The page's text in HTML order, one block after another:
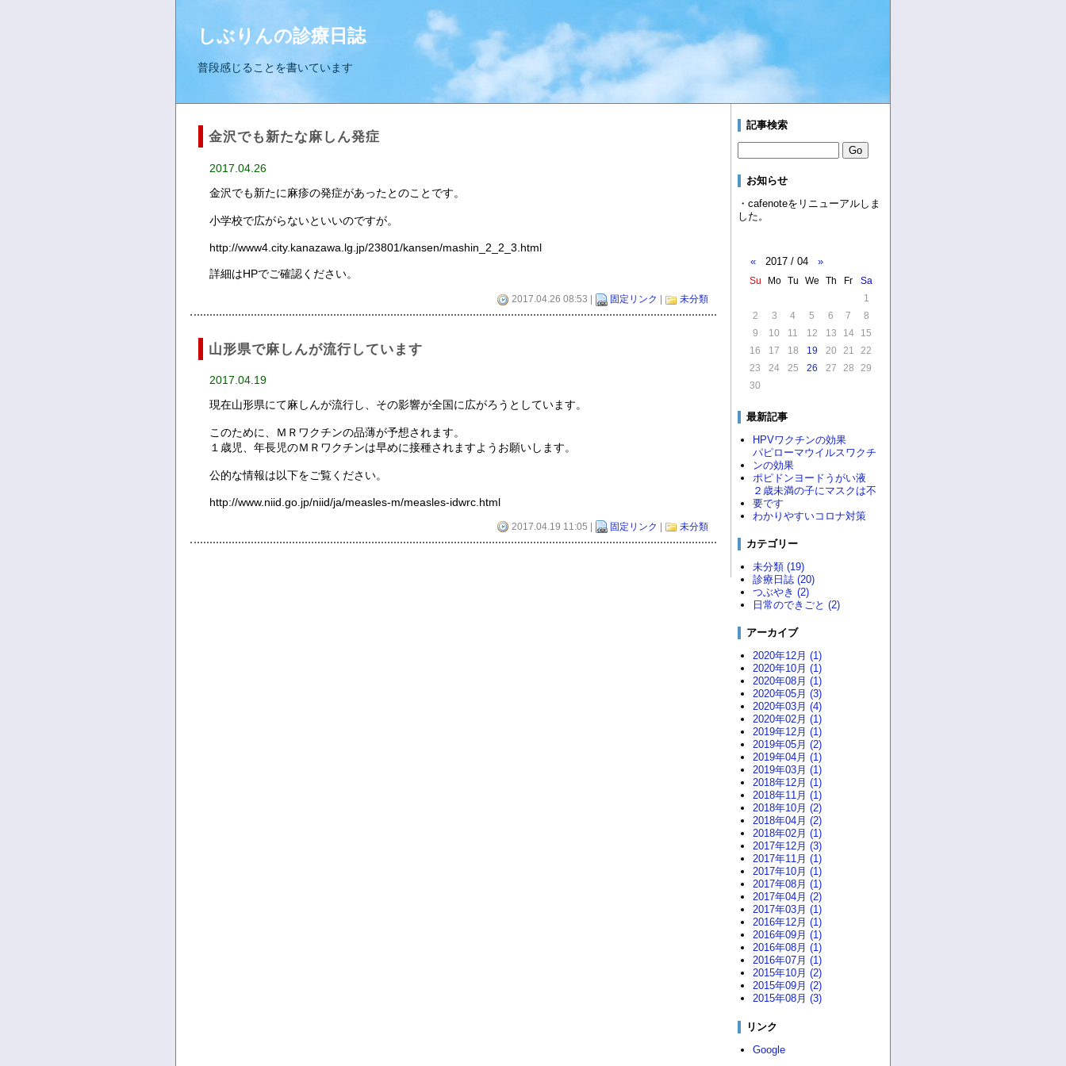
しぶりんの診療日誌
普段感じることを書いています
金沢でも新たな麻しん発症
2017.04.26
金沢でも新たに麻疹の発症があったとのことです。
小学校で広がらないといいのですが。
http://www4.city.kanazawa.lg.jp/23801/kansen/mashin_2_2_3.html
詳細はHPでご確認ください。
2017.04.26 08:53 | 固定リンク 未分類
山形県で麻しんが流行しています
2017.04.19
現在山形県にて麻しんが流行し、その影響が全国に広がろうとしています。
このために、ＭＲワクチンの品薄が予想されます。
１歳児、年長児のＭＲワクチンは早めに接種されますようお願いします。
公的な情報は以下をご覧ください。
http://www.niid.go.jp/niid/ja/measles-m/measles-idwrc.html
2017.04.19 11:05 | 固定リンク | 未分類
記事検索
お知らせ
・cafenoteをリニューアルしま
した。
« 2017 / 04 »
Su Mo Tu We Th Fr
Sa
1
2
3 4 5 6 7
8
9
10 11 12 13 14
15
16
17 18 19 20 21
22
23
24 25 26 27 28
29
30
最新記事
HPVワクチンの効果
パピローマウイルスワクチ
ンの効果
ポピドンヨードうがい液
２歳未満の子にマスクは不
要です
わかりやすいコロナ対策
カテゴリー
未分類 (19)
診療日誌 (20)
つぶやき (2)
日常のできごと (2)
アーカイブ
2020年12月 (1)
2020年10月 (1)
2020年08月 (1)
2020年05月 (3)
2020年03月 (4)
2020年02月 (1)
2019年12月 (1)
2019年05月 (2)
2019年04月 (1)
2019年03月 (1)
2018年12月 (1)
2018年11月 (1)
2018年10月 (2)
2018年04月 (2)
2018年02月 (1)
2017年12月 (3)
2017年11月 (1)
2017年10月 (1)
2017年08月 (1)
2017年04月 (2)
2017年03月 (1)
2016年12月 (1)
2016年09月 (1)
2016年08月 (1)
2016年07月 (1)
2015年10月 (2)
2015年09月 (2)
2015年08月 (3)
リンク
Google